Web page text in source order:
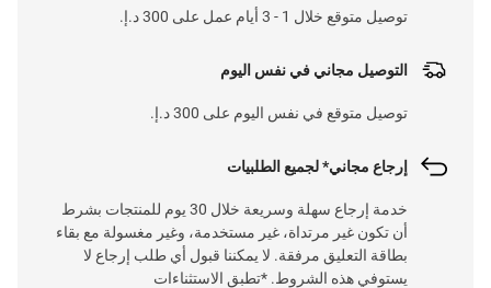
توصيل متوقع خلال 1 - 3 أيام عمل على 300 د.إ.
التوصيل مجاني في نفس اليوم
توصيل متوقع في نفس اليوم على 300 د.إ.
إرجاع مجاني* لجميع الطلبيات
خدمة إرجاع سهلة وسريعة خلال 30 يوم للمنتجات بشرط
أن تكون غير مرتداة، غير مستخدمة، وغير مغسولة مع بقاء
بطاقة التعليق مرفقة. لا يمكننا قبول أي طلب إرجاع لا
يستوفي هذه الشروط. *تطبق الاستثناءات